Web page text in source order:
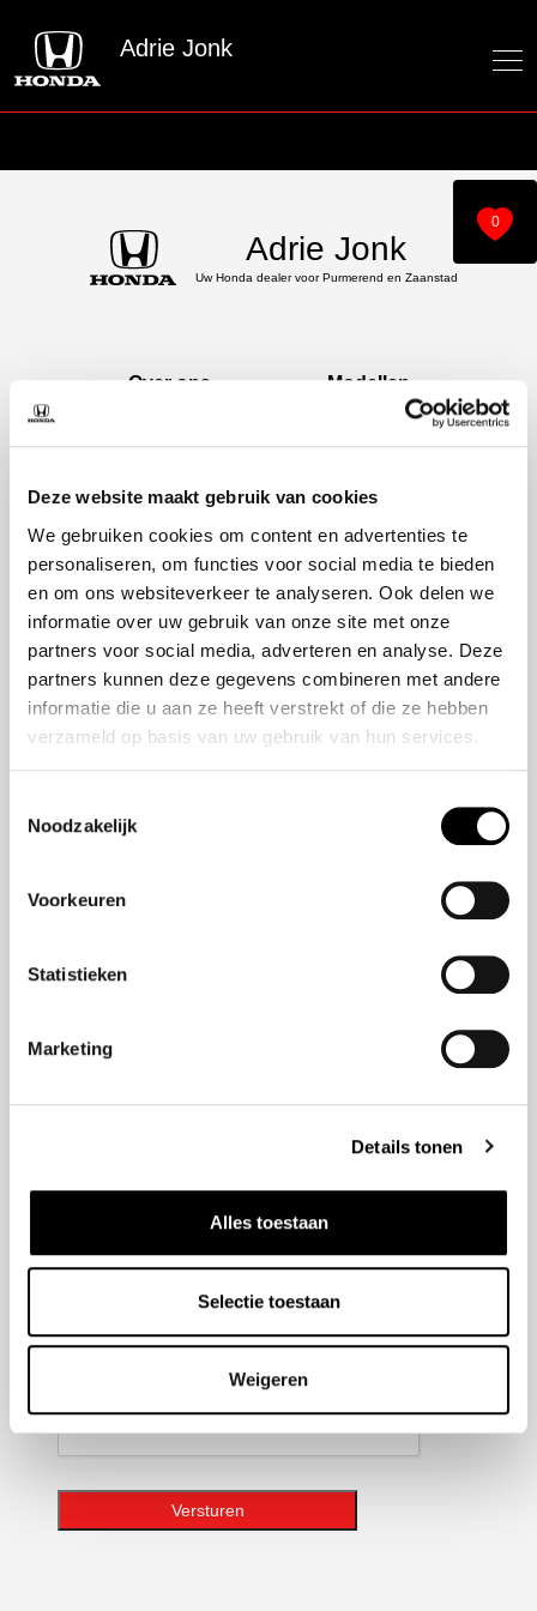
Deze website maakt gebruik van cookies
We gebruiken cookies om content en advertenties te
personaliseren, om functies voor social media te bieden
en om ons websiteverkeer te analyseren. Ook delen we
informatie over uw gebruik van onze site met onze
partners voor social media, adverteren en analyse. Deze
partners kunnen deze gegevens combineren met andere
informatie die u aan ze heeft verstrekt of die ze hebben
verzameld op basis van uw gebruik van hun services.
Noodzakelijk
Voorkeuren
Statistieken
Marketing
Details tonen
Alles toestaan
Selectie toestaan
Weigeren
Adrie Jonk
0
Adrie Jonk
Uw Honda dealer voor Purmerend en Zaanstad
Over ons
60 jaar bestaan
Modellen
ZR-V e:HEV
CR-V e:HEV &
HR-V e:HEV
Civic e:HEV
Jazz e:HEV
Civic Type R
Prelude e:HEV
Meld u aan voor onze nieuwsbrief en blijf altijd op de
E-
CAPTCHA
Versturen